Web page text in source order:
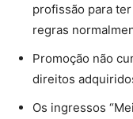
profissão para
regras
Promoção não
direitos
Os ingressos